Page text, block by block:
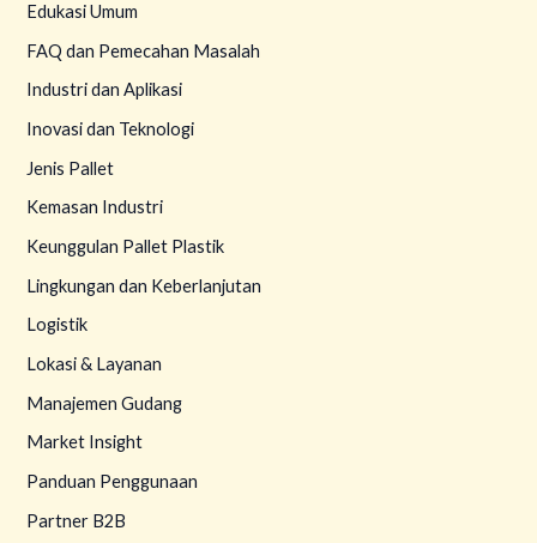
Edukasi Umum
FAQ dan Pemecahan Masalah
Industri dan Aplikasi
Inovasi dan Teknologi
Jenis Pallet
Kemasan Industri
Keunggulan Pallet Plastik
Lingkungan dan Keberlanjutan
Logistik
Lokasi & Layanan
Manajemen Gudang
Market Insight
Panduan Penggunaan
Partner B2B